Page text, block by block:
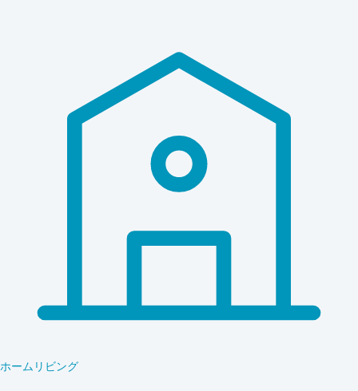
ホームリビング